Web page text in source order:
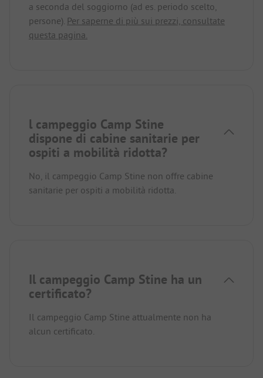
a seconda del soggiorno (ad es. periodo scelto,
persone). Per saperne di più sui prezzi, consultate
questa pagina.
l campeggio Camp Stine
dispone di cabine sanitarie per
ospiti a mobilità ridotta?
No, il campeggio Camp Stine non offre cabine
sanitarie per ospiti a mobilità ridotta.
Il campeggio Camp Stine ha un
certificato?
Il campeggio Camp Stine attualmente non ha
alcun certificato.